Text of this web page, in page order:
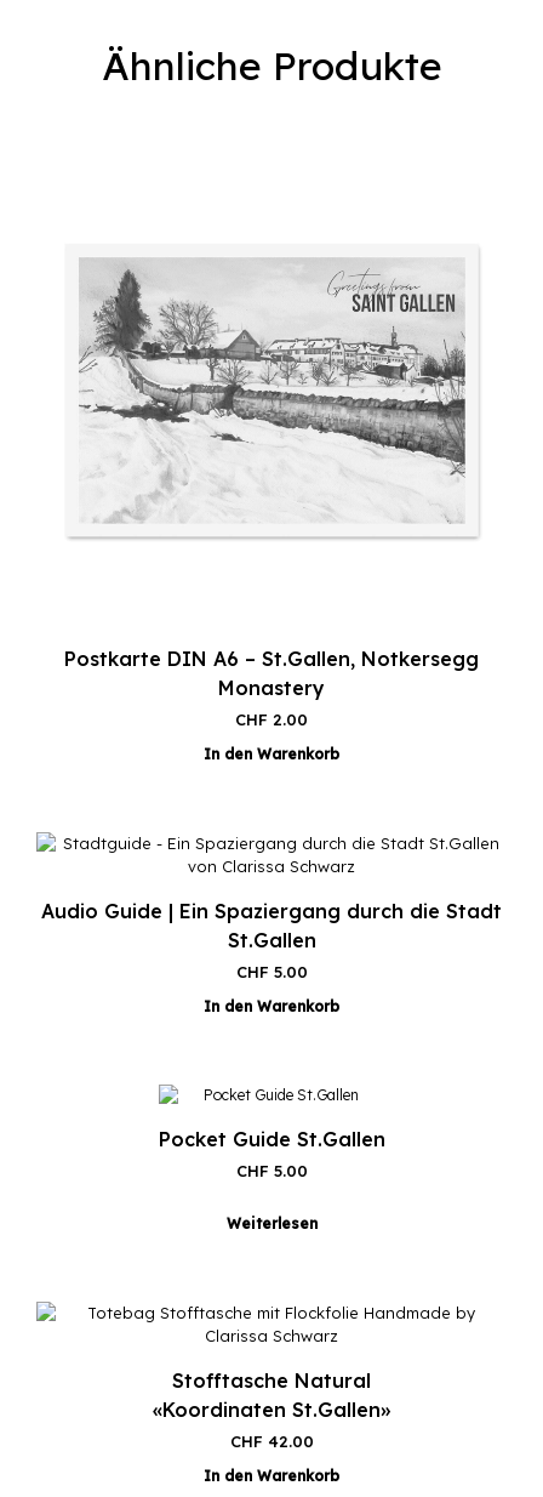
Ähnliche Produkte
Postkarte DIN A6 – St.Gallen, Notkersegg
Monastery
CHF 2.00
In den Warenkorb
Audio Guide | Ein Spaziergang durch die Stadt
St.Gallen
CHF 5.00
In den Warenkorb
Pocket Guide St.Gallen
CHF 5.00
Weiterlesen
Stofftasche Natural
«Koordinaten St.Gallen»
CHF 42.00
In den Warenkorb